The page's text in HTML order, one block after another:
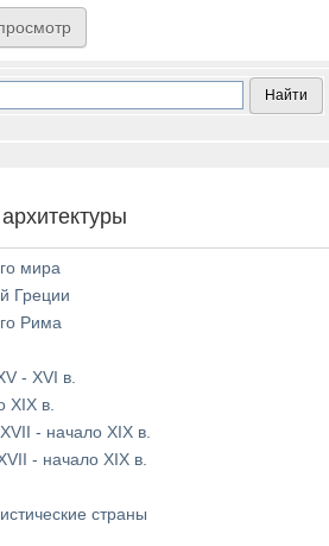
мира
Греции
Рима
- XVI в.
XIX в.
- начало XIX в.
- начало XIX в.
страны